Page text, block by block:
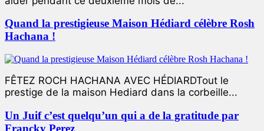
Quand la prestigieuse Maison Hédiard célèbre Rosh
Hachana !
FÊTEZ ROCH HACHANA AVEC HÉDIARDTout le
prestige de la maison Hediard dans la corbeille...
Un Juif c’est quelqu’un qui a de la gratitude par
Francky Perez